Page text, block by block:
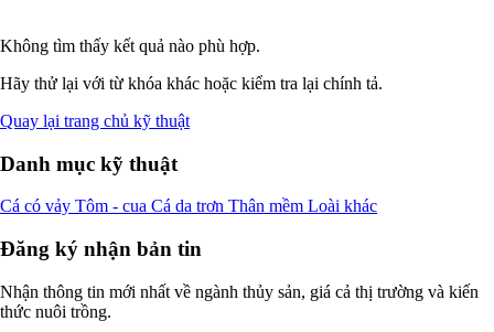
Không tìm thấy kết quả nào phù hợp.
Hãy thử lại với từ khóa khác hoặc kiểm tra lại chính tả.
Quay lại trang chủ kỹ thuật
Danh mục kỹ thuật
Cá có vảy Tôm - cua Cá da trơn Thân mềm Loài khác
Đăng ký nhận bản tin
Nhận thông tin mới nhất về ngành thủy sản, giá cả thị trường và kiến
thức nuôi trồng.